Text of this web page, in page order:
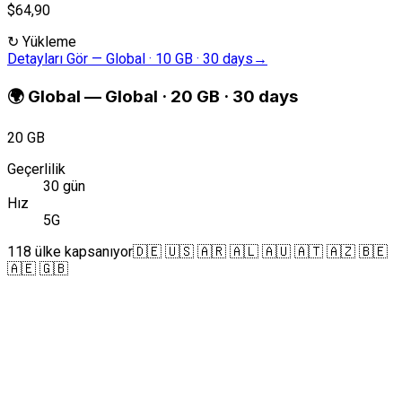
$64,90
↻ Yükleme
Detayları Gör — Global · 10 GB · 30 days →
🌍 Global — Global · 20 GB · 30 days
20 GB
Geçerlilik
30 gün
Hız
5G
118 ülke kapsanıyor🇩🇪 🇺🇸 🇦🇷 🇦🇱 🇦🇺 🇦🇹 🇦🇿 🇧🇪
🇦🇪 🇬🇧